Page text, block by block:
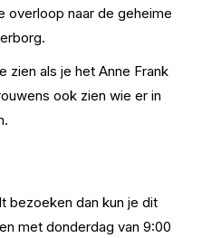
overloop naar de geheime
zien als je het Anne Frank
ook zien wie er in
bezoeken dan kun je dit
met donderdag van 9:00